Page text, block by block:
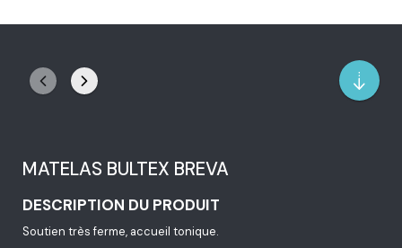
MATELAS BULTEX BREVA
DESCRIPTION DU PRODUIT
Soutien très ferme, accueil tonique.